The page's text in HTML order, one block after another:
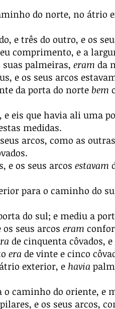
do norte, no átrio
e três do outro, e os
comprimento, e a
suas palmeiras, eram da
e os seus arcos
da porta do norte bem
eis que havia ali uma
medidas.
arcos, como as
e os seus arcos estavam
para o caminho do
do sul; e mediu a
seus arcos eram
de cinquenta côvados,
era de vinte e cinco
exterior, e havia
caminho do oriente, e
e os seus arcos,